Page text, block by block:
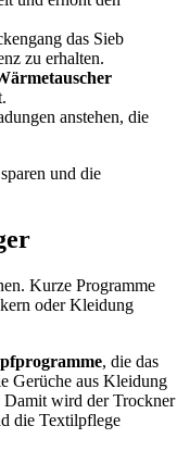
das Sieb
zu erhalten.
anstehen, die
und die
Kurze Programme
oder Kleidung
, die das
Gerüche aus Kleidung
Damit wird der Trockner
die Textilpflege